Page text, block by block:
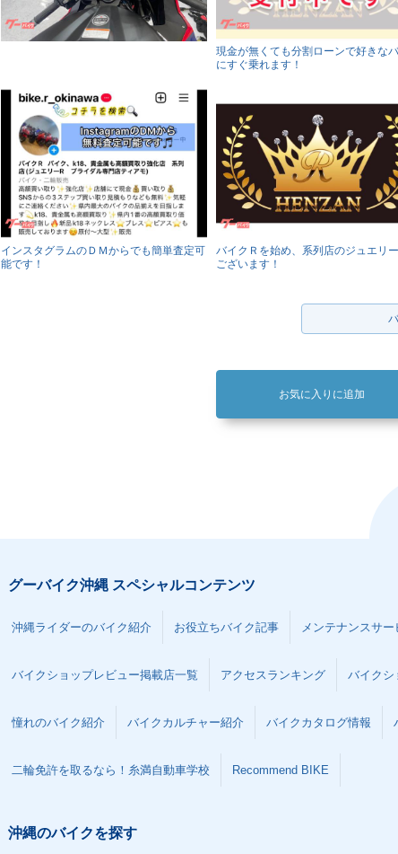
現金が無くても分割ローンで好きな
にすぐ乗れます！
インスタグラムのＤＭからでも簡単査定可
能です！
バイクＲを始め、系列店のジュエリ
ございます！
お気に入りに追加
グーバイク沖縄 スペシャルコンテンツ
沖縄ライダーのバイク紹介 お役立ちバイク記事 メンテナンスサー
バイクショップレビュー掲載店一覧 アクセスランキング バイクシ
憧れのバイク紹介 バイクカルチャー紹介 バイクカタログ情報
二輪免許を取るなら！糸満自動車学校 Recommend BIKE
沖縄のバイクを探す